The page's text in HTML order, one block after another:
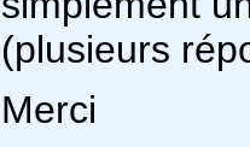
(plusieurs
Merci